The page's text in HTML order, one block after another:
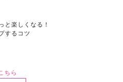
と楽しくなる！
するコツ
ちら